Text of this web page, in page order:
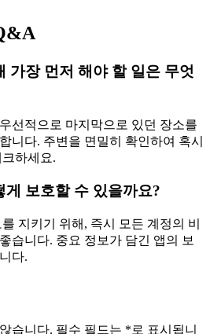
가장 먼저 해야 할 일은 무엇
선적으로 마지막으로 있던 장소를
니다. 주변을 면밀히 확인하여 혹시
하세요.
보호할 수 있을까요?
지키기 위해, 즉시 모든 계정의 비
습니다. 중요 정보가 담긴 앱의 보
다.
습니다. 필수 필드는 *로 표시됩니